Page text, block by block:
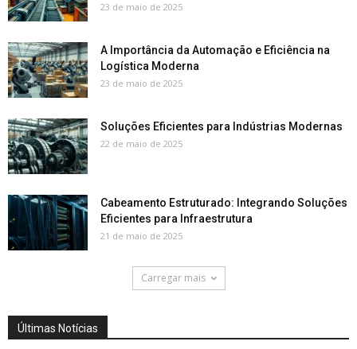
23 de maio de 2025
A Importância da Automação e Eficiência na
Logística Moderna
23 de maio de 2025
Soluções Eficientes para Indústrias Modernas
22 de maio de 2025
Cabeamento Estruturado: Integrando Soluções
Eficientes para Infraestrutura
21 de maio de 2025
Carregar mais
Últimas Notícias